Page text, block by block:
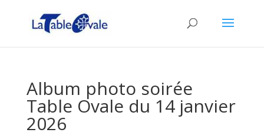
Album photo soirée
Table Ovale du 14 janvier
2026